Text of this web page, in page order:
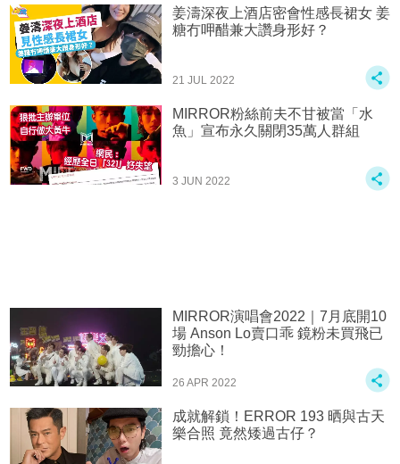
姜濤深夜上酒店密會性感長裙女 姜
糖冇呷醋兼大讚身形好？
21 JUL 2022
MIRROR粉絲前夫不甘被當「水
魚」宣布永久關閉35萬人群組
3 JUN 2022
MIRROR演唱會2022｜7月底開10
場 Anson Lo賣口乖 鏡粉未買飛已
勁擔心！
26 APR 2022
成就解鎖！ERROR 193 晒與古天
樂合照 竟然矮過古仔？